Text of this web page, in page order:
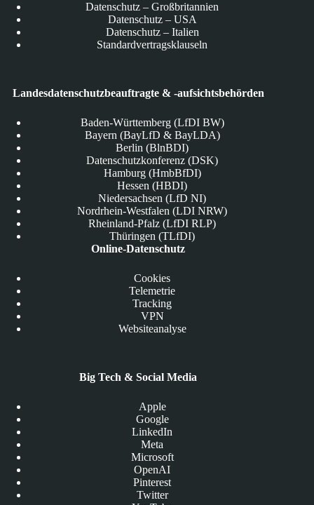
Datenschutz – Großbritannien
Datenschutz – USA
Datenschutz – Italien
Standardvertragsklauseln
Landesdatenschutzbeauftragte & -aufsichtsbehörden
Baden-Württemberg (LfDI BW)
Bayern (BayLfD & BayLDA)
Berlin (BlnBDI)
Datenschutzkonferenz (DSK)
Hamburg (HmbBfDI)
Hessen (HBDI)
Niedersachsen (LfD NI)
Nordrhein-Westfalen (LDI NRW)
Rheinland-Pfalz (LfDI RLP)
Thüringen (TLfDI)
Online-Datenschutz
Cookies
Telemetrie
Tracking
VPN
Websiteanalyse
Big Tech & Social Media
Apple
Google
LinkedIn
Meta
Microsoft
OpenAI
Pinterest
Twitter